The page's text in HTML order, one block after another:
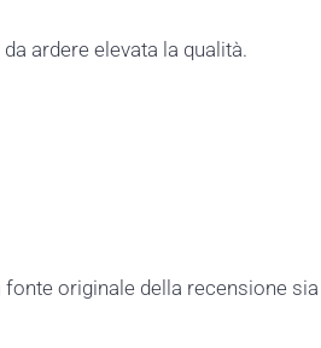
ardere elevata la qualità.
originale della recensione sia